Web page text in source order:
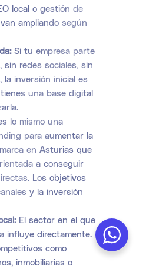
local o gestión de
ampliando según
Si tu empresa parte
sin redes sociales, sin
la inversión inicial es
una base digital
lo mismo una
para aumentar la
en Asturias que
a conseguir
Los objetivos
y la inversión
El sector en el que
influye directamente.
como
inmobiliarias o